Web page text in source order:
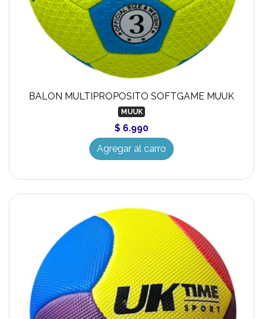
BALON MULTIPROPOSITO SOFTGAME MUUK
MUUK
$ 6.990
Agregar al carro